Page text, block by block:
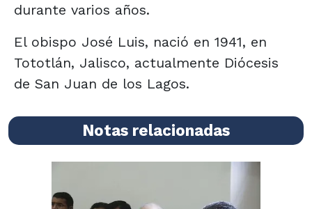
durante varios años.
El obispo José Luis, nació en 1941, en
Tototlán, Jalisco, actualmente Diócesis
de San Juan de los Lagos.
Notas relacionadas